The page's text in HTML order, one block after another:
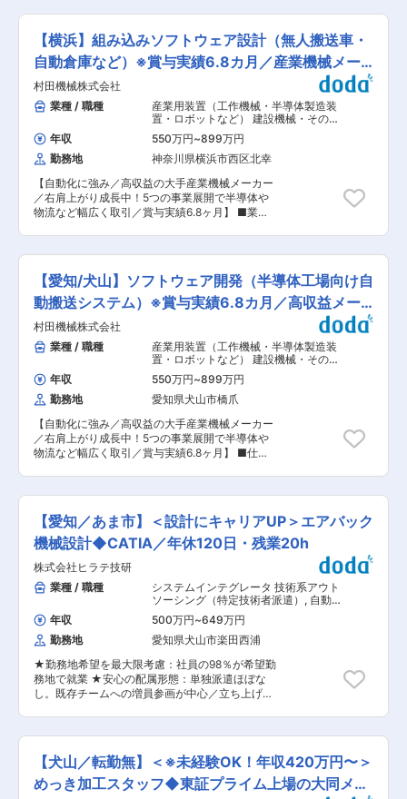
搬送システムは、先進の自動化システムとして注
目を集めており、最先端のスキルを身に付けるこ
とができます。 ・自動倉庫システムや物流自動化
設備など、FA・マテハン領域の開発にも携わって
おります。AGVや搬送設備など、自動化ニーズの
高まる分野において、最先端の技術やシステムに
触れながら経験を積むことが可能です。 ◆転勤
今回は犬山市での勤務となります。 基本転居を伴
う転勤は発生いたしません。転居を伴う転勤の際
には、あらかじめお伝えします。その上でご了承
いただけた場合にのみ、転勤となります。 ◆成長
環境 当社は大手機械メーカーの開発パートナーと
して、共同で多数のプロジェクトに取り組んでお
制御設計の技術者も成長機会が豊富にあります。
会社の制度としてもリーダー・幹部研修など社内
ンを高く維持できる環境です。 変更の範囲：会社
の定める業務
年間休日125日／離職率低／創業100年超え〜 ■
業務内容： ・プレス機械やプレーナー切削機を使
った金属製建具の成型、加工や組立作業のお仕事
です（ほぼ全ての製品が、オーダー品の建具で
す）。 ※経験不問です。作業内容は、ご入社後丁
寧に指導いたします。 ■働きやすさ： 土日祝日
休みで年間休日125日です。働きやすい環境が整
っており、離職率は低く、就業しやすい環境で
す。プライム上場企業のグループ会社ということ
もあり、各種手当や福利厚生も充実しています。
今回ご入社いただく方にも、腰を据えて長期就業
いただきたいと考えています。 ■当社について
同社は1918年に「田島順三製作所」として創業
し、日本で最初に建築用金属製品、美術工芸品の
製作を開始しました。金属製建具のパイオニアと
して、有名百貨店や一流ホテル、高層オフィスビ
■《三和ホールディングス（東証プライム上
場）》 三和グループについて： シャッター、ド
ア、住宅用窓回り製品などを通じて、産業や暮ら
しに貢献。シャッター、スチールドアは国内トッ
プシェアを誇っています。商品開発から、製造、
施工、メンテナンスを一体化する「総合品質保証
体制」を確立。品質に対するこだわりと柔軟な対
応力でお客様から信頼を得ています。1996年に米
国オーバーヘッドドア社を、2003年には欧州ノ
ボフェルムグループを買収。2006年には中国に
合弁会社を設立し、グループ全体で世界に通用す
る総合建材企業を目指しています。 ■正社員登用
前提での採用ですが、社内規定により契約社員ス
す。 変更の範囲：会社の定める業務
【横浜】組み込みソフトウェア設計（無人搬送車・
自動倉庫など）※賞与実績6.8カ月／産業機械メー
カー
村田機械株式会社
業種 / 職種
産業用装置（工作機械・半導体製造装
置・ロボットなど） 建設機械・その他
輸送機器
工作機械・産業機械・半導体
製造装置・産業用ロボット ロボット
（作業用ロボット・パワードスーツな
年収 550万円~899万円
勤務地
神奈川県横浜市西区北幸
【自動化に強み／高収益の大手産業機械メーカー
／右肩上がり成長中！5つの事業展開で半導体や
物流など幅広く取引／賞与実績6.8ヶ月】 ■業務
フトウェア設計を行います。 また、仕様打合せの
実施から取り纏め、詳細設計業務、プログラム実
装、単体テスト、結合テスト、搬送設備実機評価
まで一貫してご担当頂きます。 ■やりがい： ・
大掛かりな機械の開発が多いですが、犬山事業所
には実験棟があり、社内で試作品を製作し、検証
を実施 ・自分が設計した機械が実際に動くのを目
にすることができる ・常に新しい技術を追求し幅
広い仕事にチャレンジしながら、常に全体を俯瞰
できるエンジニアを目指せる ■当社の特徴：
（1）自動化・省力化 創業当初から「自動化」に
取り組み「機械にできることは機械に任せ、人は
創造的な仕事を」がテーマ （2）受注生産 お客様
の課題を解決する提案しニーズにマッチする製品
開発・カスタマイズ （3）ライフサイクル お客様
との長く深い関係で長期的な視点での研究開発
組みや、搬送・保管できるシステムを開発し、拠
点全体のオートメーション化・省人化に貢献して
います。 物流業界以外でもノウハウは活かせるた
め消費者向けメーカーとのプロジェクトも多数あ
ります。 ■教育体制： ◇入社後1年程は愛知県の
犬山事業所で研修を行い、その後横浜へ移動する
予定。 ◇実務を通じたOJTでの教育が中心となり
ます。先輩社員が業務内容を教育。 ◇各種教育プ
ログラム(ソフトウェア研修、語学研修など)が有
ります。外部研修への参加も可能。 ■村田機械に
ついて： ・「自動化」を軸に、クリーンFA（半
導体）、繊維機械、ロジスティクス＆オートメー
ション、工作機械、情報機器の5つの分野に展開
規模！右肩上がり成長中／営業利益率18%を誇る
高収益企業（2025年3月期/連結） ・従業員数・
る経営戦略を展開 ・年間休日120日以上・完全週
休2日制／5日以上の連続休暇も取得可能で働き方
良い
【愛知/犬山】ソフトウェア開発（半導体工場向け自
動搬送システム）※賞与実績6.8カ月／高収益メー
カー
村田機械株式会社
業種 / 職種
産業用装置（工作機械・半導体製造装
置・ロボットなど） 建設機械・その他
輸送機器
システムエンジニア（汎用機
系） 建機・その他輸送機器
年収 550万円~899万円
勤務地
愛知県犬山市橋爪
【自動化に強み／高収益の大手産業機械メーカー
／右肩上がり成長中！5つの事業展開で半導体や
物流など幅広く取引／賞与実績6.8ヶ月】 ■仕事
器のソフトウェア設計、開発をお任せします。 ・
お客様との打ち合わせ、要件定義、基本設計、詳
細設計、検証、評価、納品まで一貫して自社内で
行っています。（コーディングは一部外注してい
るケースもあります） ■業務詳細： ・SEから出
てきた要件に対して基本設計、詳細設計 ・外部ベ
ンダー管理 ・開発したソフトウェアの検証、評
価 など ※要件定義はソフトウェアSEと呼ばれる
別部門が担当します。 ■業務の特徴： ・半導体
製造工場内の天井に設置されたレールを自動搬送
台車（OHT）が走って搬送します。 ・どの製品
を、どのOHTが運ぶと効率よく安全に搬送できる
か、全体をコントロールするシステムの設計に携
わることができます。 工場内では1000台以上の
OHTが走り回っているため、渋滞せず効率よいソ
フトウェア開発が半導体製造に欠かせません。 ■
プログラム、若手技術者向け教育、中堅技術者向
け教育、設計安全教育、技術者向け知財研修など
もございます。 ●半導体搬送システム（クリーン
【愛知／あま市】＜設計にキャリアUP＞エアバック
機械設計◆CATIA／年休120日・残業20h
株式会社ヒラテ技研
業種 / 職種
システムインテグレータ 技術系アウト
ソーシング（特定技術者派遣） , 自動
車・自動車部品 その他機械設計
年収 500万円~649万円
勤務地
愛知県犬山市楽田西浦
★勤務地希望を最大限考慮：社員の98％が希望勤
務地で就業 ★安心の配属形態：単独派遣ほぼな
し。既存チームへの増員参画が中心／立ち上げ時
が相談窓口です。管理者の多くがエンジニア出身
でフォロー万全 ■□創業50年以上の老舗設計専門
会社／年休120日・福利厚生充実・残業月20時間
／キャリア支援充実で働きやすい環境□■ ■業務
内容： 自動車用安全部品（自動車用エアバック）
【犬山／転勤無】＜※未経験OK！年収420万円〜＞
めっき加工スタッフ◆東証プライム上場の大同メタ